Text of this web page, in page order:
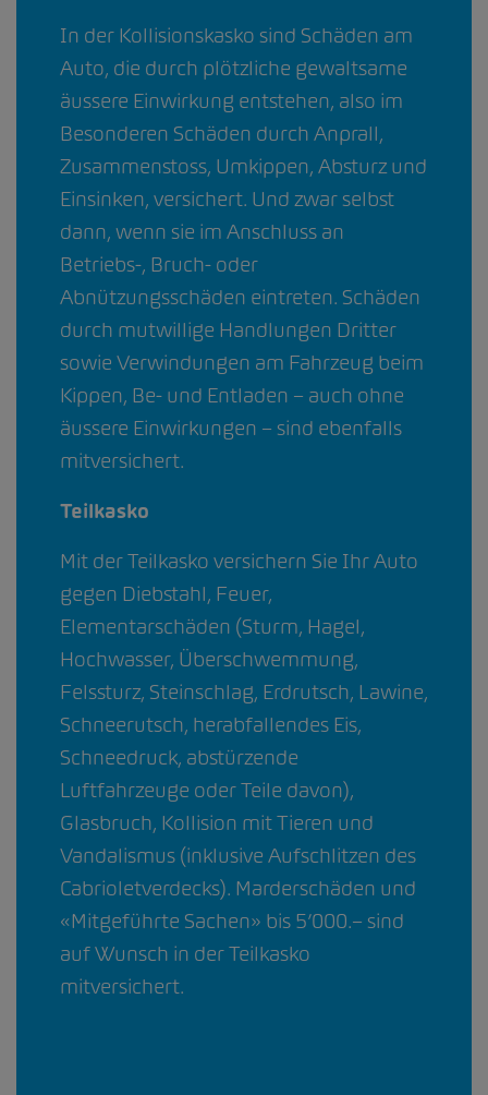
In der Kollisionskasko sind Schäden am
Auto, die durch plötzliche gewaltsame
äussere Einwirkung entstehen, also im
Besonderen Schäden durch Anprall,
Zusammenstoss, Umkippen, Absturz und
Einsinken, versichert. Und zwar selbst
dann, wenn sie im Anschluss an
Betriebs-, Bruch- oder
Abnützungsschäden eintreten. Schäden
durch mutwillige Handlungen Dritter
sowie Verwindungen am Fahrzeug beim
Kippen, Be- und Entladen – auch ohne
äussere Einwirkungen – sind ebenfalls
mitversichert.
Teilkasko
Mit der Teilkasko versichern Sie Ihr Auto
gegen Diebstahl, Feuer,
Elementarschäden (Sturm, Hagel,
Hochwasser, Überschwemmung,
Felssturz, Steinschlag, Erdrutsch, Lawine,
Schneerutsch, herabfallendes Eis,
Schneedruck, abstürzende
Luftfahrzeuge oder Teile davon),
Glasbruch, Kollision mit Tieren und
Vandalismus (inklusive Aufschlitzen des
Cabrioletverdecks). Marderschäden und
«Mitgeführte Sachen» bis 5’000.– sind
auf Wunsch in der Teilkasko
mitversichert.